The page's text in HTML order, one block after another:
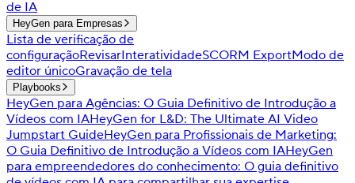
de IA
HeyGen para Empresas
Lista de verificação de
configuraçãoRevisarInteratividadeSCORM ExportModo de
editor únicoGravação de tela
Playbooks
HeyGen para Agências: O Guia Definitivo de Introdução a
Vídeos com IAHeyGen for L&D: The Ultimate AI Video
Jumpstart GuideHeyGen para Profissionais de Marketing:
O Guia Definitivo de Introdução a Vídeos com IAHeyGen
para empreendedores do conhecimento: O guia definitivo